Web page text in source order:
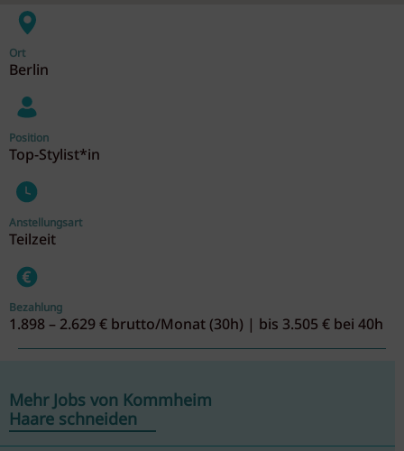
Ort
Berlin
Position
Top-Stylist*in
Anstellungsart
Teilzeit
Bezahlung
1.898 – 2.629 € brutto/Monat (30h) | bis 3.505 € bei 40h
Mehr Jobs von Kommheim
Haare schneiden